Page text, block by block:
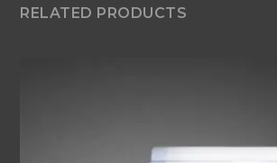
RELATED PRODUCTS